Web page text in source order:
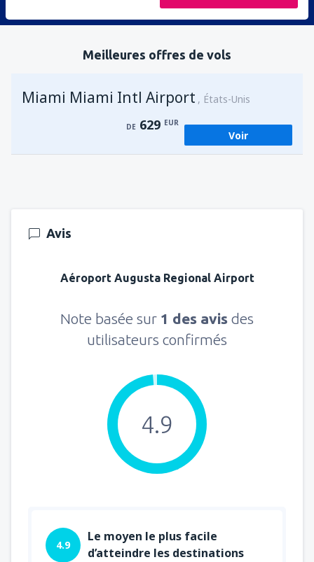
Meilleures offres de vols
Miami Miami Intl Airport États-Unis
DE 629 EUR
Voir
Avis
Aéroport Augusta Regional Airport
Note basée sur 1 des avis des
utilisateurs confirmés
4.9
4.9
Le moyen le plus facile
d’atteindre les destinations